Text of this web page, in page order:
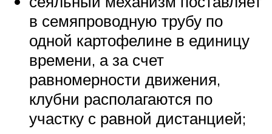
в семяпроводную трубу по
одной картофелине в единицу
времени, а за счет
равномерности движения,
клубни располагаются по
участку с равной дистанцией;